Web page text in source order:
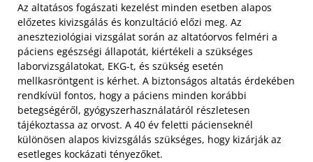
Az altatásos fogászati kezelést minden esetben alapos
előzetes kivizsgálás és konzultáció előzi meg. Az
aneszteziológiai vizsgálat során az altatóorvos felméri a
páciens egészségi állapotát, kiértékeli a szükséges
laborvizsgálatokat, EKG-t, és szükség esetén
mellkasröntgent is kérhet. A biztonságos altatás érdekében
rendkívül fontos, hogy a páciens minden korábbi
betegségéről, gyógyszerhasználatáról részletesen
tájékoztassa az orvost. A 40 év feletti pácienseknél
különösen alapos kivizsgálás szükséges, hogy kizárják az
esetleges kockázati tényezőket.